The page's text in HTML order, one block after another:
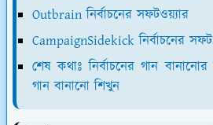
Outbrain নির্বাচনের সফটওয়্যার
CampaignSidekick নির্বাচনের
শেষ কথাঃ নির্বাচনের গান
গান বানানো শিখুন